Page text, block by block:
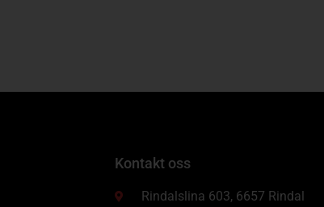
Kontakt oss
Rindalslina 603, 6657 Rindal